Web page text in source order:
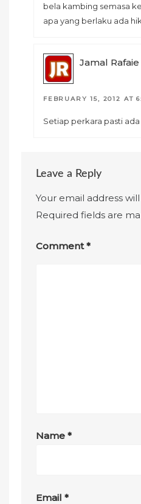
bela kambing semasa
apa yang berlaku ada
Jamal Rafaie
FEBRUARY 15, 2012 AT
Setiap perkara pasti ada
Leave a Reply
Your email address
Required fields are
Comment*
Name*
Email*